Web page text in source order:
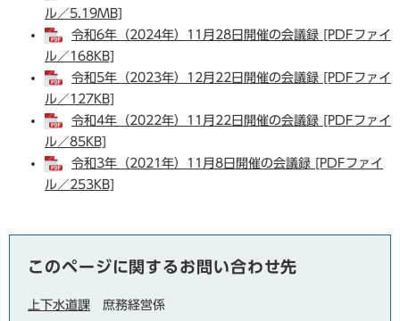
ル／5.19MB]
令和6年（2024年）11月28日開催の会議録 [PDFファイ
ル／168KB]
令和5年（2023年）12月22日開催の会議録 [PDFファイ
ル／127KB]
令和4年（2022年）11月22日開催の会議録 [PDFファイ
ル／85KB]
令和3年（2021年）11月8日開催の会議録 [PDFファイ
ル／253KB]
このページに関するお問い合わせ先
上下水道課 庶務経営係